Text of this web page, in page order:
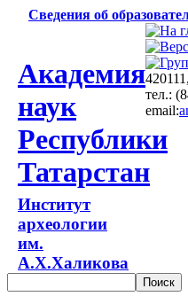
Сведения об
Академия
наук
Республики
Татарстан
Институт
археологии
им.
А.Х.Халикова
тел.:
email: